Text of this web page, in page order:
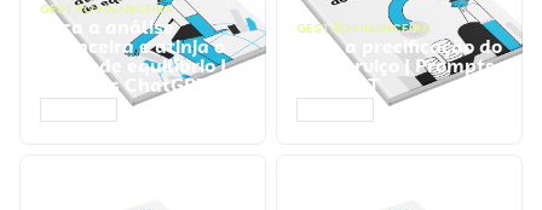
GESTÃO FINANCEIRA
Faça a análise
financeira e atinja o
ponto de equilíbrio |
Prompts ChatGPT
GESTÃO FINANCEIRA
Faça a precificação do
seu serviço | Prompts
ChatGPT